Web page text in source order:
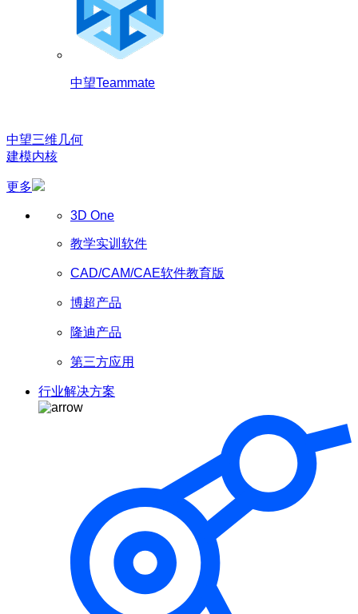
中望Teammate
中望三维几何
建模内核
更多
3D One
教学实训软件
CAD/CAM/CAE软件教育版
博超产品
隆迪产品
第三方应用
行业解决方案